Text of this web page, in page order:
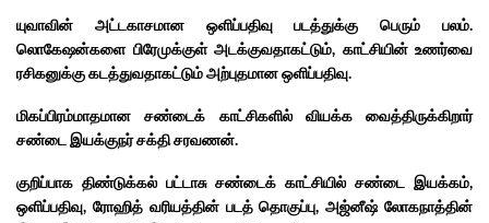
யுவாவின் அட்டகாசமான ஒளிப்பதிவு படத்துக்கு பெரும் பலம்.
லொகேஷன்களை பிரேமுக்குள் அடக்குவதாகட்டும், காட்சியின் உணர்வை
ரசிகனுக்கு கடத்துவதாகட்டும் அற்புதமான ஒளிப்பதிவு.
மிகப்பிரம்மாதமான சண்டைக் காட்சிகளில் வியக்க வைத்திருக்கிறார்
சண்டை இயக்குநர் சக்தி சரவணன்.
குறிப்பாக திண்டுக்கல் பட்டாசு சண்டைக் காட்சியில் சண்டை இயக்கம்,
ஒளிப்பதிவு, ரோஹித் வரியத்தின் படத் தொகுப்பு, அஜ்னீஷ் லோகநாத்தின்